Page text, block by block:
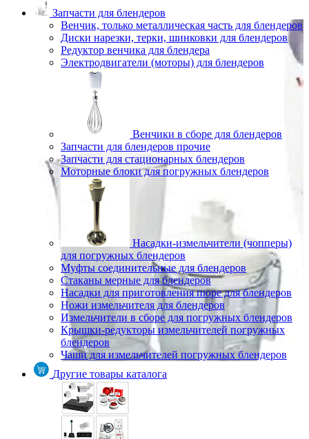
Запчасти для блендеров
Венчик, только металлическая часть для блендеров
Диски нарезки, терки, шинковки для блендеров
Редуктор венчика для блендера
Электродвигатели (моторы) для блендеров
Венчики в сборе для блендеров
Запчасти для блендеров прочие
Запчасти для стационарных блендеров
Моторные блоки для погружных блендеров
Насадки-измельчители (чопперы)
для погружных блендеров
Муфты соединительные для блендеров
Стаканы мерные для блендеров
Насадки для приготовления пюре для блендеров
Ножи измельчителя для блендеров
Измельчители в сборе для погружных блендеров
Крышки-редукторы измельчителей погружных
блендеров
Чаши для измельчителей погружных блендеров
Другие товары каталога